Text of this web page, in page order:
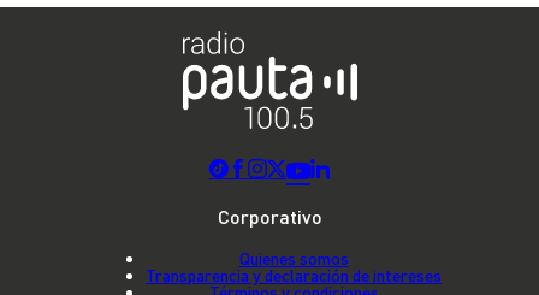
Corporativo
Quienes somos
Transparencia y declaración de intereses